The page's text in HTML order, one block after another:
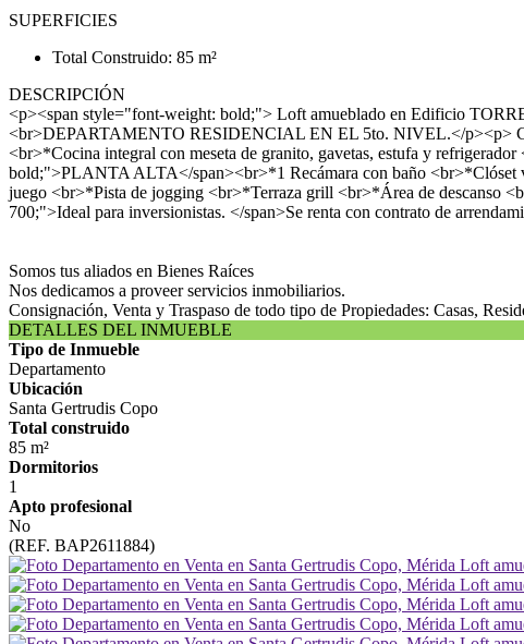
SUPERFICIES
Total Construido: 85 m²
DESCRIPCIÓN
<p><span style="font-weight: bold;"> Loft amueblado en Edificio
<br>DEPARTAMENTO RESIDENCIAL EN EL 5to. NIVEL.</p><p>
<br>*Cocina integral con meseta de granito, gavetas, estufa y
bold;">PLANTA ALTA</span><br>*1 Recámara con baño
juego <br>*Pista de jogging <br>*Terraza grill <br>*Área de descanso
700;">Ideal para inversionistas. </span>Se renta con contrato de
Somos tus aliados en Bienes Raíces
Nos dedicamos a proveer servicios inmobiliarios.
Consignación, Venta y Traspaso de todo tipo de Propiedades: Casas,
DETALLES DEL INMUEBLE
Tipo de Inmueble
Departamento
Ubicación
Santa Gertrudis Copo
Total construido
85 m²
Dormitorios
1
Apto profesional
No
(REF. BAP2611884)